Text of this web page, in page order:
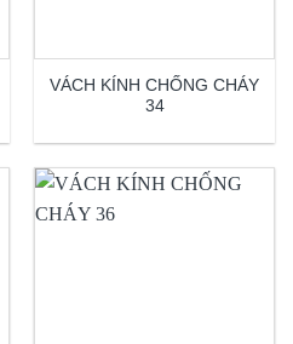
VÁCH KÍNH CHỐNG CHÁY
34